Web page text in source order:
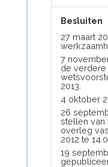
Besluiten
27 maart
7
de verdere
2013.
4 oktober
26
stellen van
overleg
2012 te
19